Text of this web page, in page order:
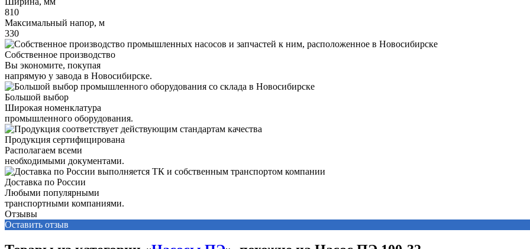
810
Максимальный напор, м
330
Собственное производство
Вы экономите, покупая
напрямую у завода в Новосибирске.
Большой выбор
Широкая номенклатура
промышленного оборудования.
Продукция сертифицирована
Располагаем всеми
необходимыми документами.
Доставка по России
Любыми популярными
транспортными компаниями.
Отзывы
Оставить отзыв